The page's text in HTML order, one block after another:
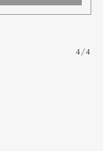
4/4